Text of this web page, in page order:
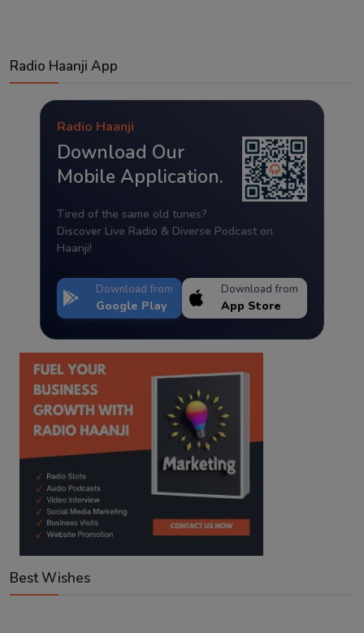
Radio Haanji App
Radio Haanji
Download Our
Mobile Application.
Tired of the same old tunes?
Discover Live Radio & Diverse Podcast on
Haanji!
Download from
Google Play
Download from
App Store
Best Wishes